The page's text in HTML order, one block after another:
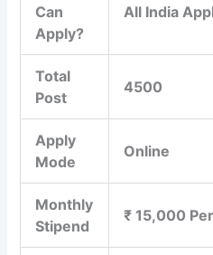
Can
Apply?
All India
Total
Post
4500
Apply
Mode
Online
Monthly
Stipend
₹ 15,000